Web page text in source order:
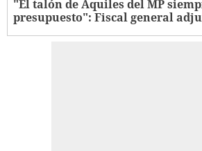
"El talón de Aquiles del MP
presupuesto": Fiscal general